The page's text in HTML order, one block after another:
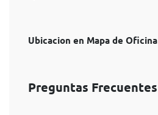
Ubicacion en Mapa de
Preguntas Frecuentes